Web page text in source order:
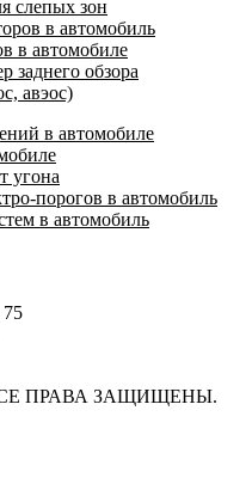
слепых зон
в автомобиль
в автомобиле
заднего обзора
авэос)
в автомобиле
угона
порогов в автомобиль
в автомобиль
ВСЕ ПРАВА ЗАЩИЩЕНЫ.